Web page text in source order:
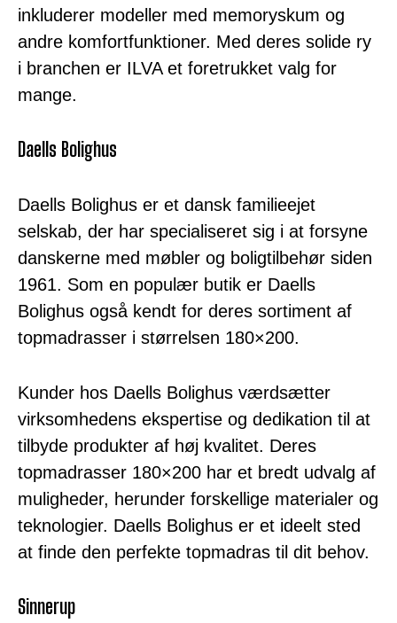
inkluderer modeller med memoryskum og
andre komfortfunktioner. Med deres solide ry
i branchen er ILVA et foretrukket valg for
mange.
Daells Bolighus
Daells Bolighus er et dansk familieejet
selskab, der har specialiseret sig i at forsyne
danskerne med møbler og boligtilbehør siden
1961. Som en populær butik er Daells
Bolighus også kendt for deres sortiment af
topmadrasser i størrelsen 180×200.
Kunder hos Daells Bolighus værdsætter
virksomhedens ekspertise og dedikation til at
tilbyde produkter af høj kvalitet. Deres
topmadrasser 180×200 har et bredt udvalg af
muligheder, herunder forskellige materialer og
teknologier. Daells Bolighus er et ideelt sted
at finde den perfekte topmadras til dit behov.
Sinnerup